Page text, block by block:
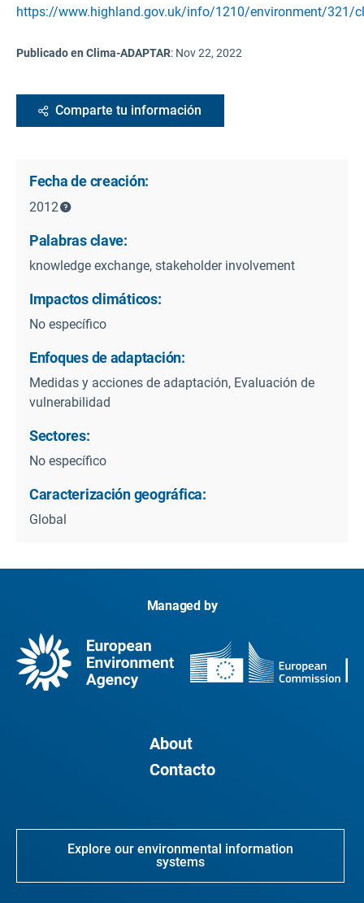
https://www.highland.gov.uk/info/1210/environment/321/
Publicado en Clima-ADAPTAR: Nov 22, 2022
Comparte tu información
Fecha de creación:
2012
Palabras clave:
knowledge exchange, stakeholder involvement
Impactos climáticos:
No específico
Enfoques de adaptación:
Medidas y acciones de adaptación, Evaluación de
vulnerabilidad
Sectores:
No específico
Caracterización geográfica:
Global
Managed by
About
Contacto
Explore our environmental information
systems